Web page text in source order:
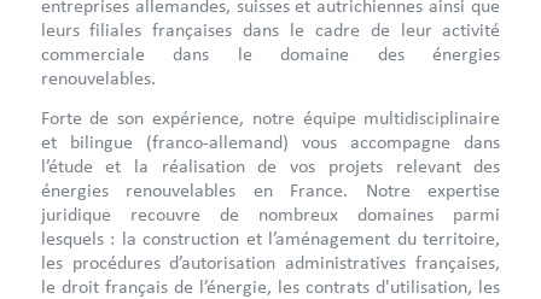
entreprises allemandes, suisses et autrichiennes ainsi que
leurs filiales françaises dans le cadre de leur activité
commerciale dans le domaine des énergies
renouvelables.
Forte de son expérience, notre équipe multidisciplinaire
et bilingue (franco-allemand) vous accompagne dans
l’étude et la réalisation de vos projets relevant des
énergies renouvelables en France. Notre expertise
juridique recouvre de nombreux domaines parmi
lesquels : la construction et l’aménagement du territoire,
les procédures d’autorisation administratives françaises,
le droit français de l’énergie, les contrats d'utilisation, les